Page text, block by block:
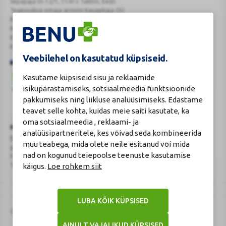
Veebilehel on kasutatud küpsiseid.
Kasutame küpsiseid sisu ja reklaamide
isikupärastamiseks, sotsiaalmeedia funktsioonide
pakkumiseks ning liikluse analüüsimiseks. Edastame
teavet selle kohta, kuidas meie saiti kasutate, ka
oma sotsiaalmeedia , reklaami- ja
analüüsipartneritele, kes võivad seda kombineerida
muu teabega, mida olete neile esitanud või mida
nad on kogunud teiepoolse teenuste kasutamise
käigus. Loe rohkem siit
LUBA KÕIK KÜPSISED
Tegevusloa omaja ärinimi Kaugekaja OÜ
KMKR: EE102231405
Kehtiva tegevsloa nr 807
Ravimiameti kontaktandmed
Ravimite kaugmüüki pakkuvad apteegid
www.ravimiamet.ee, info@ravimiamet.ee
Nooruse 1, 50411 Tartu
Telefon 737 4140
õigust
tõendav
Veterinaarravimi
õigust
tõendav
logo
Turvaline
ostukoht